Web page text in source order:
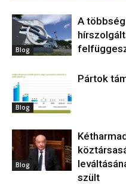
Blog
A
Blog
Pártok
Blog
szült